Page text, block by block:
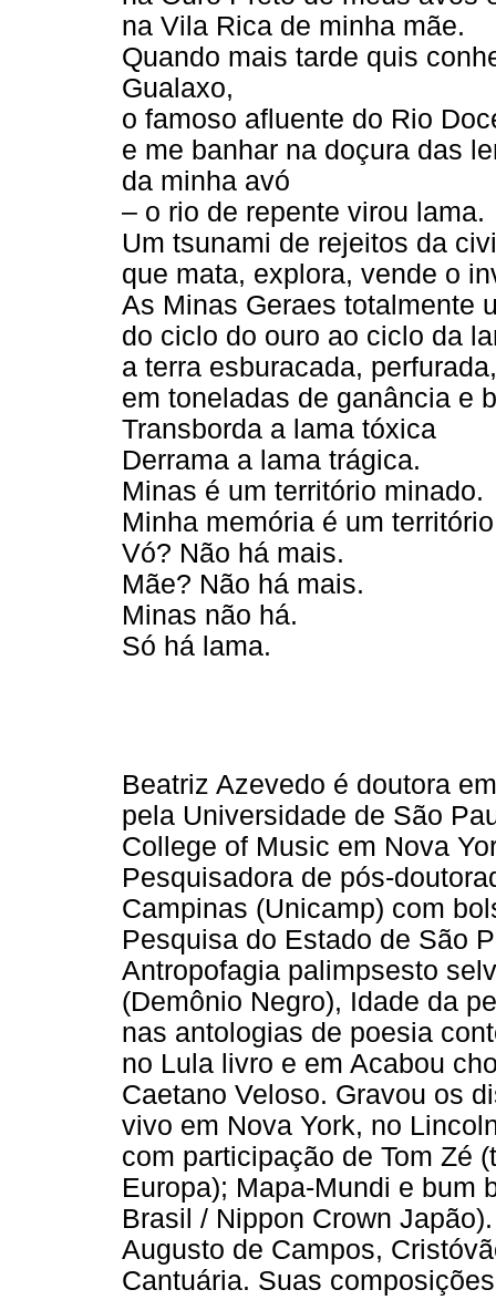
na Vila Rica de minha mãe.
Quando mais tarde quis
Gualaxo,
o famoso afluente do Rio
e me banhar na doçura das
da minha avó
– o rio de repente virou lama.
Um tsunami de rejeitos da
que mata, explora, vende o
As Minas Geraes totalmente
do ciclo do ouro ao ciclo da
a terra esburacada,
em toneladas de ganância e
Transborda a lama tóxica
Derrama a lama trágica.
Minas é um território minado.
Minha memória é um
Vó? Não há mais.
Mãe? Não há mais.
Minas não há.
Só há lama.
Beatriz Azevedo é doutora
pela Universidade de São
College of Music em Nova
Pesquisadora de pós-
Campinas (Unicamp) com
Pesquisa do Estado de São
Antropofagia palimpsesto
(Demônio Negro), Idade da
nas antologias de poesia
no Lula livro e em Acabou
Caetano Veloso. Gravou os
vivo em Nova York, no
com participação de Tom Zé
Europa); Mapa-Mundi e bum
Brasil / Nippon Crown
Augusto de Campos,
Cantuária. Suas